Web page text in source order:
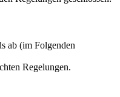
ab (im Folgenden
Regelungen.